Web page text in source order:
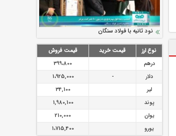
ارزش سهام عدالت بالا رفت
سرمایه بیمه کوثر به ۴ همت می‌رسد
نود ثانیه با فولاد سنگان
تقدیر دبیرکل سندیکای بیمه گران ایران از
اقدامات مدیرعامل بیمه رازی
توصیه های رئیس پلیس فتا به مشتریان بانک
ها در مورد پیشگیری از سرقت های مجازی
نوع ارز قیمت خرید
قیمت فروش
درهم
399،800
دلار
-
1،925,000
لیر
34,100
پوند
1,980,100
یوان
210,000
یورو
1،715,400